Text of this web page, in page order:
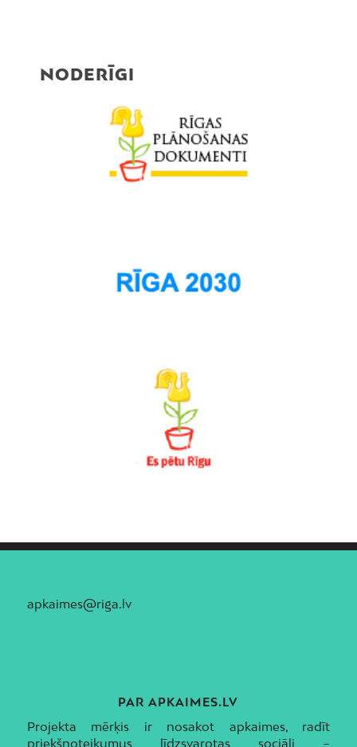
NODERĪGI
apkaimes@riga.lv
PAR APKAIMES.LV
Projekta mērķis ir nosakot apkaimes, radīt
priekšnoteikumus līdzsvarotas sociāli –